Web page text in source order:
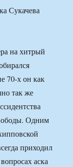
Сукачева
на хитрый
70-х он как
так же
Одним
приходил
аска